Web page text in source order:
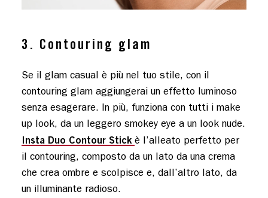
3. Contouring glam
Se il glam casual è più nel tuo stile, con il
contouring glam aggiungerai un effetto luminoso
senza esagerare. In più, funziona con tutti i make
up look, da un leggero smokey eye a un look nude.
Insta Duo Contour Stick è l’alleato perfetto per
il contouring, composto da un lato da una crema
che crea ombre e scolpisce e, dall’altro lato, da
un illuminante radioso.